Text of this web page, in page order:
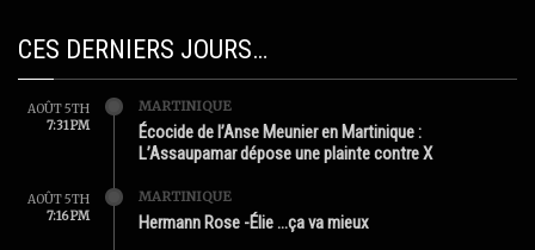
CES DERNIERS JOURS…
AOÛT 5TH
7:31 PM
MARTINIQUE
Écocide de l’Anse Meunier en Martinique :
L’Assaupamar dépose une plainte contre X
AOÛT 5TH
7:16 PM
MARTINIQUE
Hermann Rose -Élie …ça va mieux